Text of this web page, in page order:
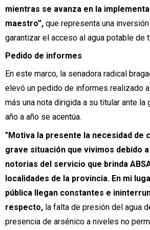
mientras se avanza en la
maestro”, que representa una
garantizar el acceso al agua potable de
Pedido de informes
En este marco, la senadora radical
elevó un pedido de informes realizado
más una nota dirigida a su titular ante la
año a año se acentúa.
"Motiva la presente la necesidad de
grave situación que vivimos debido
notorias del servicio que brinda
localidades de la provincia. En mi
pública llegan constantes e
respecto, la falta de presión del agua
presencia de arsénico a niveles no